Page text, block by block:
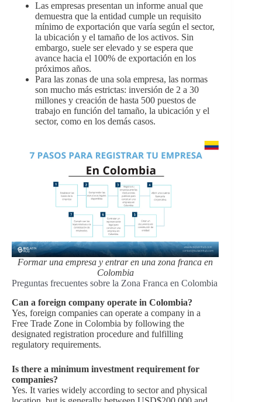
Las empresas presentan un informe anual que
demuestra que la entidad cumple un requisito
mínimo de exportación que varía según el sector,
la ubicación y el tamaño de los activos. Sin
embargo, suele ser elevado y se espera que
avance hacia el 100% de exportación en los
próximos años.
Para las zonas de una sola empresa, las normas
son mucho más estrictas: inversión de 2 a 30
millones y creación de hasta 500 puestos de
trabajo en función del tamaño, la ubicación y el
sector, como en los demás casos.
Formar una empresa y entrar en una zona franca en
Colombia
Preguntas frecuentes sobre la Zona Franca en Colombia
Can a foreign company operate in Colombia?
Yes, foreign companies can operate a company in a
Free Trade Zone in Colombia by following the
designated registration procedure and fulfilling
regulatory requirements.
Is there a minimum investment requirement for
companies?
Yes. It varies widely according to sector and physical